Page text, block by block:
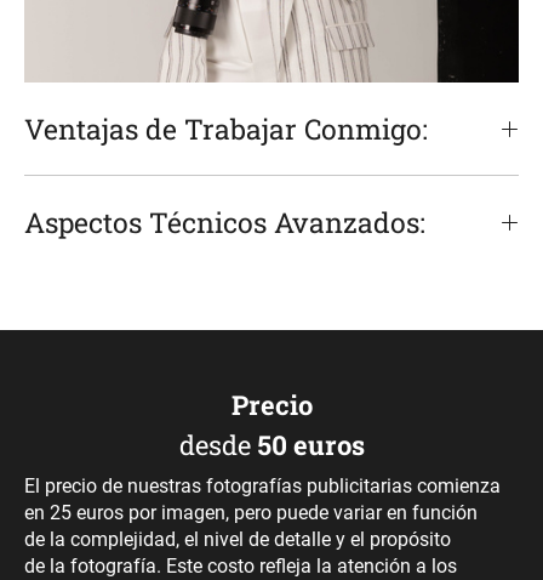
Ventajas de Trabajar Conmigo:
Aspectos Técnicos Avanzados:
Precio
desde 50 euros
El precio de nuestras fotografías publicitarias comienza
en 25 euros por imagen, pero puede variar en función
de la complejidad, el nivel de detalle y el propósito
de la fotografía. Este costo refleja la atención a los